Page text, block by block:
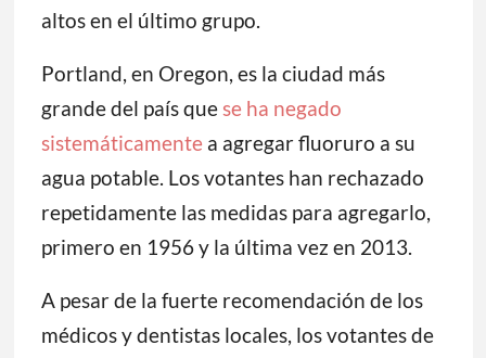
altos en el último grupo.
Portland, en Oregon, es la ciudad más
grande del país quese ha negado
sistemáticamentea agregar fluoruro a su
agua potable. Los votantes han rechazado
repetidamente las medidas para agregarlo,
primero en 1956 y la última vez en 2013.
A pesar de la fuerte recomendación de los
médicos y dentistas locales, los votantes de